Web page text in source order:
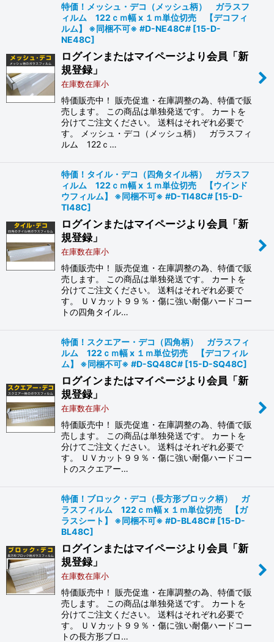
特価！メッシュ・デコ（メッシュ柄） ガラスフ
ィルム 122ｃｍ幅 x １ｍ単位切売 【デコフィ
ルム】 ※同梱不可※ #D-NE48C# [15-D-
NE48C]
ログインまたはマイページより会員「新
規登録」
在庫数在庫小
特価販売中！ 販売促進・在庫調整の為、特価で販
売します。 この商品は単独発送です。 カートを
分けてご注文ください。 送料はそれぞれ必要で
す。 メッシュ・デコ（メッシュ柄） ガラスフィ
ルム 122ｃ…
特価！タイル・デコ（四角タイル柄） ガラスフ
ィルム 122ｃｍ幅 x １ｍ単位切売 【ウインド
ウフィルム】 ※同梱不可※ #D-TI48C# [15-D-
TI48C]
ログインまたはマイページより会員「新
規登録」
在庫数在庫小
特価販売中！ 販売促進・在庫調整の為、特価で販
売します。 この商品は単独発送です。 カートを
分けてご注文ください。 送料はそれぞれ必要で
す。 ＵＶカット９９％・傷に強い耐傷ハードコー
トの四角タイル…
特価！スクエアー・デコ（四角柄） ガラスフィ
ルム 122ｃｍ幅 x １ｍ単位切売 【デコフィル
ム】 ※同梱不可※ #D-SQ48C# [15-D-SQ48C]
ログインまたはマイページより会員「新
規登録」
在庫数在庫小
特価販売中！ 販売促進・在庫調整の為、特価で販
売します。 この商品は単独発送です。 カートを
分けてご注文ください。 送料はそれぞれ必要で
す。 ＵＶカット９９％・傷に強い耐傷ハードコー
トのスクエアー…
特価！ブロック・デコ（長方形ブロック柄） ガ
ラスフィルム 122ｃｍ幅 x １ｍ単位切売 【ガ
ラスシート】 ※同梱不可※ #D-BL48C# [15-D-
BL48C]
ログインまたはマイページより会員「新
規登録」
在庫数在庫小
特価販売中！ 販売促進・在庫調整の為、特価で販
売します。 この商品は単独発送です。 カートを
分けてご注文ください。 送料はそれぞれ必要で
す。 ＵＶカット９９％・傷に強い耐傷ハードコー
トの長方形ブロ…